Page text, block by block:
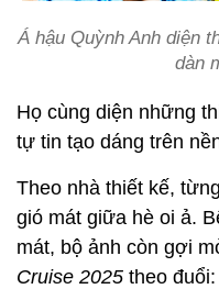
Á hậu Quỳnh Anh diện
dàn
Họ cùng diện những
tự tin tạo dáng trên
Theo nhà thiết kế,
gió mát giữa hè oi ả.
mát, bộ ảnh còn gợi
Cruise 2025 theo